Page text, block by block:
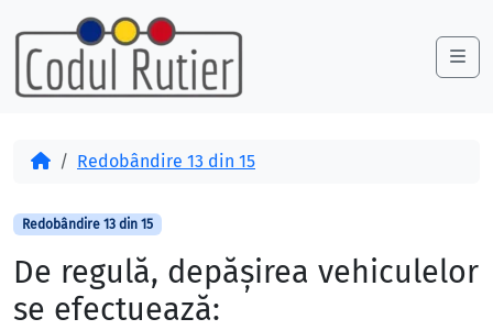
Skip to content
Skip to footer
AcasăRedobândire 13 din 15
Redobândire 13 din 15
De regulă, depăşirea vehiculelor
se efectuează: